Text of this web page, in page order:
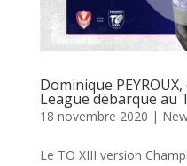
Dominique
League débarque au
18 novembre 2020 |
Le TO XIII version